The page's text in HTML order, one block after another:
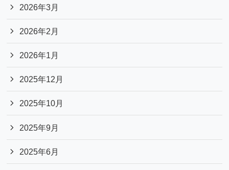
2026年3月
2026年2月
2026年1月
2025年12月
2025年10月
2025年9月
2025年6月